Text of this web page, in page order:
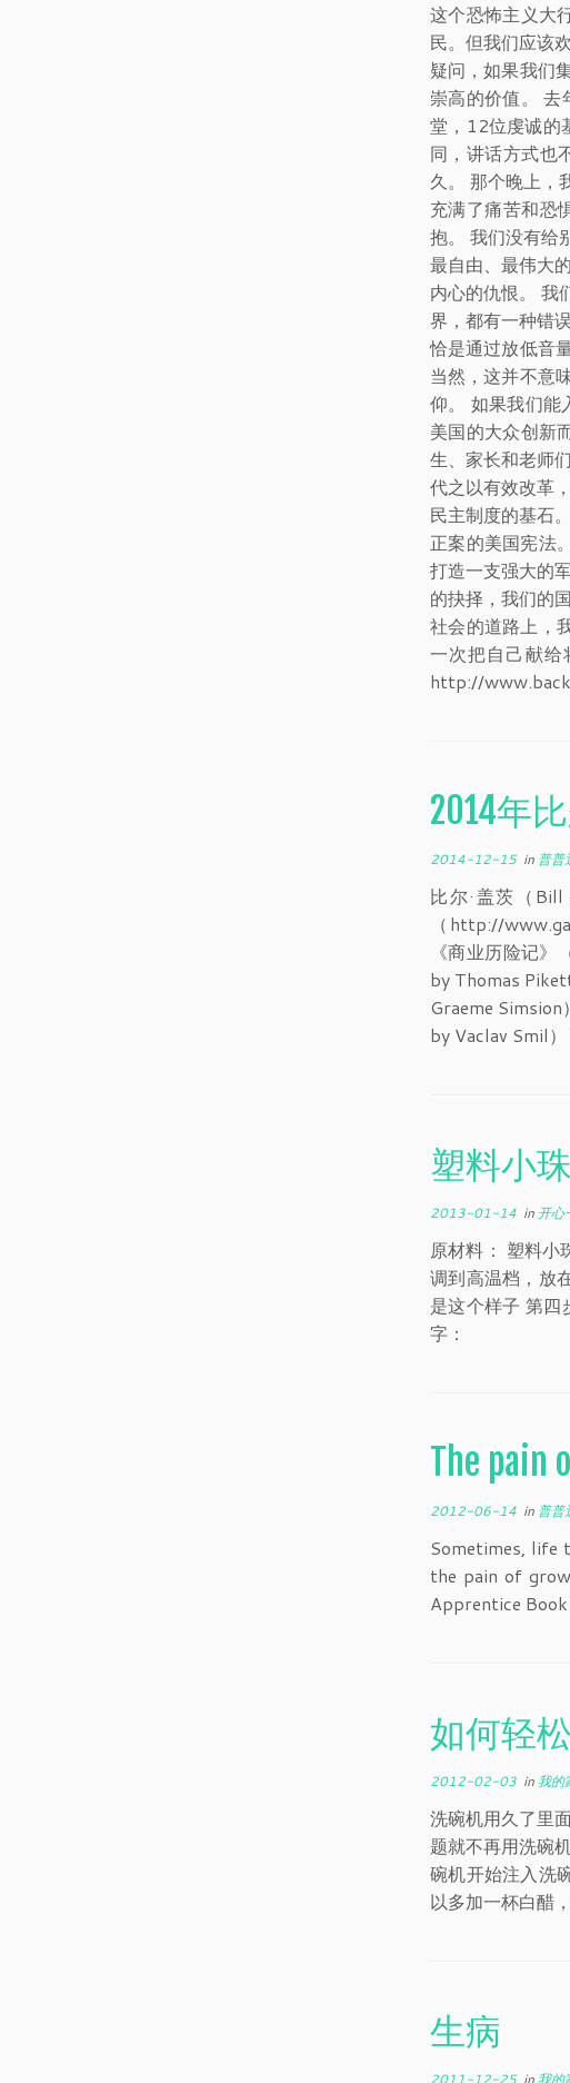
这个恐怖主义大
民。但我们应该
疑问，如果我们
崇高的价值。
堂，12位虔诚的
同，讲话方式也
久。 那个晚上，
充满了痛苦和恐
抱。 我们没有给
最自由、最伟大
内心的仇恨。 我
界，都有一种错
恰是通过放低音
当然，这并不意
仰。 如果我们能
美国的大众创新
生、家长和老师
代之以有效改革
民主制度的基石
正案的美国宪法
打造一支强大的
的抉择，我们的
社会的道路上，
一次把自己献
http://
2014年
2014-12-15in 普普
比尔·盖茨（
（http://
《商业历险记
by Thomas
Graeme
by Vaclav Smil）
塑料小
2013-01-14 in 开心
原材料： 塑料小
调到高温档，放
是这个样子 第四
字：
The pain
2012-06-14 in 普普
Sometimes,
the pain of
Apprentice
如何轻
2012-02-03 in 我的
洗碗机用久了里
题就不再用洗碗
碗机开始注入洗
以多加一杯白醋
生病
2011-12-25in 我的